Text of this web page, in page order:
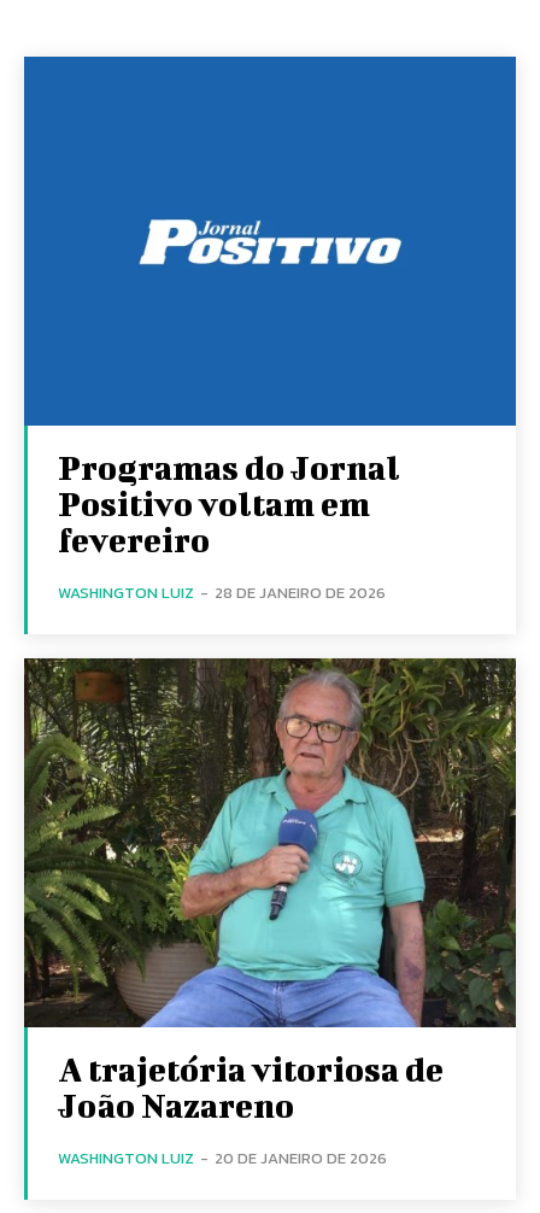
Programas do Jornal
Positivo voltam em
fevereiro
WASHINGTON LUIZ - 28 DE JANEIRO DE 2026
A trajetória vitoriosa de
João Nazareno
WASHINGTON LUIZ - 20 DE JANEIRO DE 2026